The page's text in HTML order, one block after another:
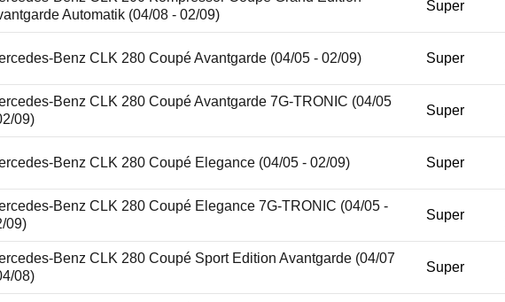
Automatik (04/08 - 02/09)
Super
Benz CLK 280 Coupé Avantgarde (04/05 - 02/09) Super
Benz CLK 280 Coupé Avantgarde 7G-TRONIC (04/05
09)
Super
Benz CLK 280 Coupé Elegance (04/05 - 02/09) Super
Benz CLK 280 Coupé Elegance 7G-TRONIC (04/05 -
09)
Super
Benz CLK 280 Coupé Sport Edition Avantgarde (04/07
08)
Super